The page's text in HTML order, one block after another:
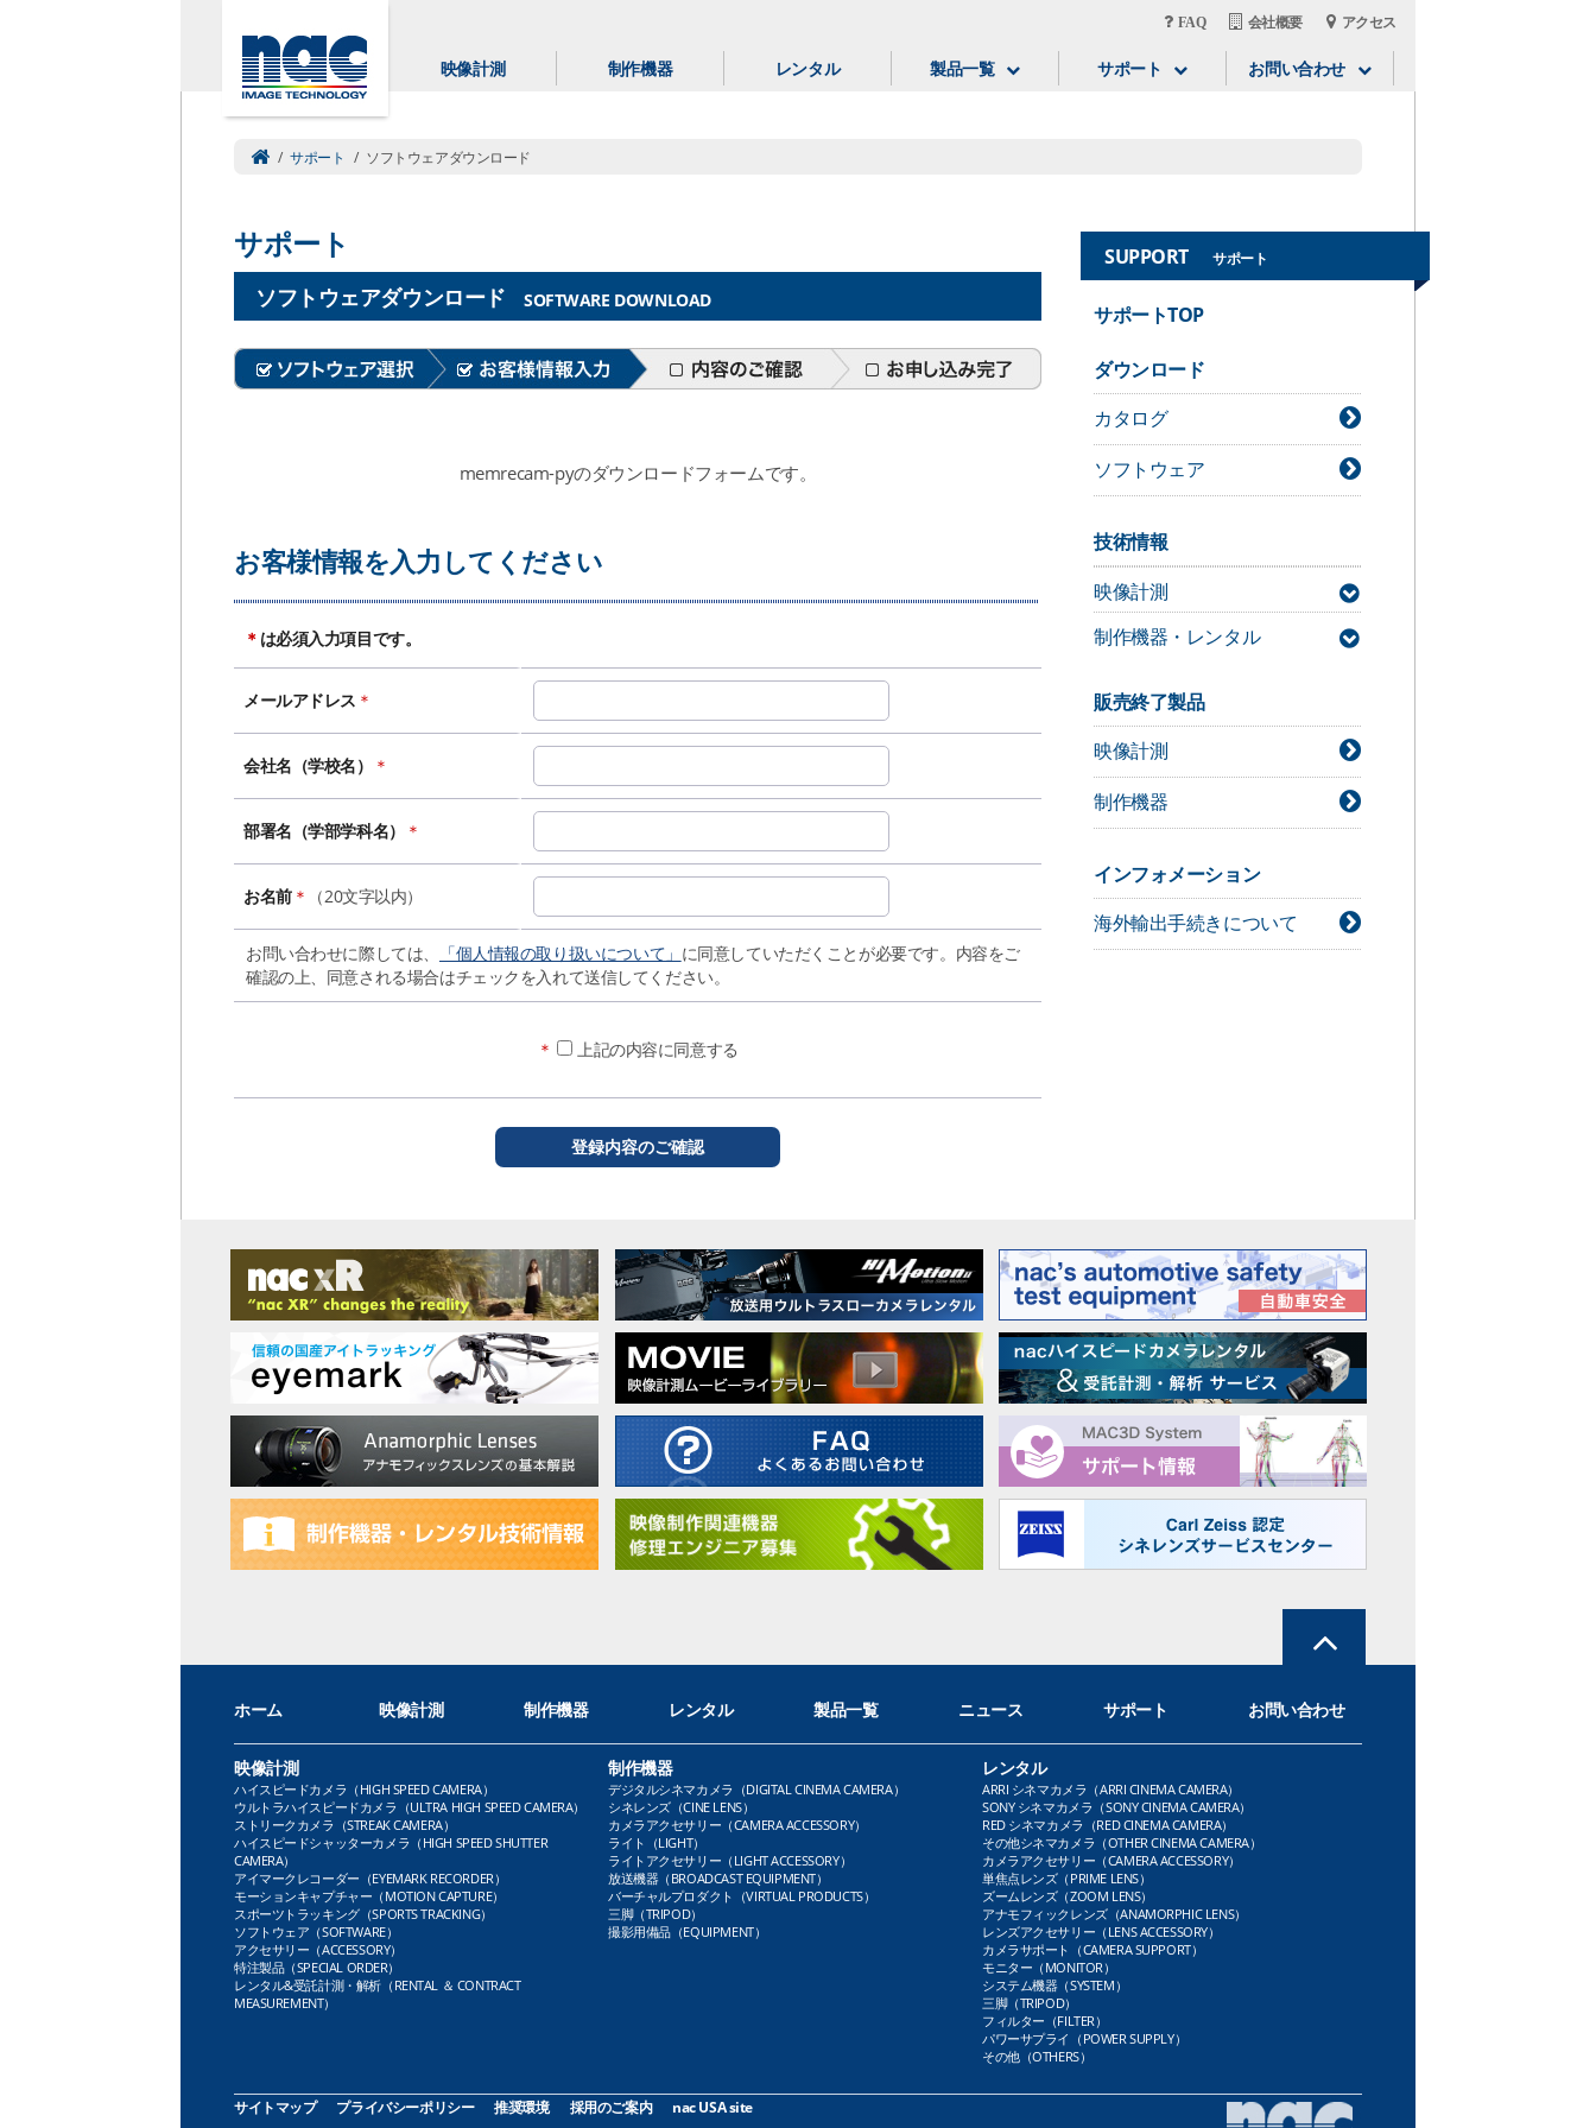
FAQ 会社概要 アクセス
映像計測 制作機器 レンタル 製品一覧 サポート お問い合わせ
SUPPORT サポート
/ サポート / ソフトウェアダウンロード
サポート
ソフトウェアダウンロード SOFTWARE DOWNLOAD
memrecam-pyのダウンロードフォームです。
お客様情報を入力してください
＊ は必須入力項目です。
メールアドレス ＊
会社名（学校名） ＊
部署名（学部学科名） ＊
お名前＊ （20文字以内）
お問い合わせに際しては、 「個人情報の取り扱いについて」 に同意していただくことが必要です。内容をご
確認の上、同意される場合はチェックを入れて送信してください。
＊ 上記の内容に同意する
サポートTOP
ダウンロード
カタログ
ソフトウェア
技術情報
映像計測
MAC3D Systemサポート情報
制作機器・レンタル
ライト技術情報
シネレンズ技術情報
カメラアクセサリー技術情報
販売終了製品
映像計測
制作機器
インフォメーション
海外輸出手続きについて
ホーム 映像計測 制作機器 レンタル 製品一覧 ニュース サポート お問い合わせ
映像計測
ハイスピードカメラ（HIGH SPEED CAMERA）
ウルトラハイスピードカメラ（ULTRA HIGH SPEED CAMERA）
ストリークカメラ（STREAK CAMERA）
ハイスピードシャッターカメラ（HIGH SPEED SHUTTER
CAMERA）
アイマークレコーダー（EYEMARK RECORDER）
モーションキャプチャー（MOTION CAPTURE）
スポーツトラッキング（SPORTS TRACKING）
ソフトウェア（SOFTWARE）
アクセサリー（ACCESSORY）
特注製品（SPECIAL ORDER）
レンタル&受託計測・解析（RENTAL ＆ CONTRACT
MEASUREMENT）
制作機器
デジタルシネマカメラ（DIGITAL CINEMA CAMERA）
シネレンズ（CINE LENS）
カメラアクセサリー（CAMERA ACCESSORY）
ライト（LIGHT）
ライトアクセサリー（LIGHT ACCESSORY）
放送機器（BROADCAST EQUIPMENT）
バーチャルプロダクト（VIRTUAL PRODUCTS）
三脚（TRIPOD）
撮影用備品（EQUIPMENT）
レンタル
ARRI シネマカメラ（ARRI CINEMA CAMERA）
SONY シネマカメラ（SONY CINEMA CAMERA）
RED シネマカメラ（RED CINEMA CAMERA）
その他シネマカメラ（OTHER CINEMA CAMERA）
カメラアクセサリー（CAMERA ACCESSORY）
単焦点レンズ（PRIME LENS）
ズームレンズ（ZOOM LENS）
アナモフィックレンズ（ANAMORPHIC LENS）
レンズアクセサリー（LENS ACCESSORY）
カメラサポート（CAMERA SUPPORT）
モニター（MONITOR）
システム機器（SYSTEM）
三脚（TRIPOD）
フィルター（FILTER）
パワーサプライ（POWER SUPPLY）
その他（OTHERS）
サイトマップ プライバシーポリシー 推奨環境 採用のご案内 nac USA site